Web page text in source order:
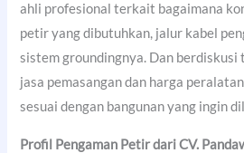
ahli profesional terkait bagaimana
petir yang dibutuhkan, jalur kabel
sistem groundingnya. Dan berdiskusi
jasa pemasangan dan harga
sesuai dengan bangunan yang ingin
Profil Pengaman Petir dari CV.